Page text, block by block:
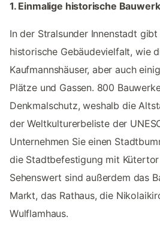
1. Einmalige historische
In der Stralsunder Innenstadt
historische Gebäudevielfalt, wie
Kaufmannshäuser, aber auch
Plätze und Gassen. 800
Denkmalschutz, weshalb die
der Weltkulturerbeliste der
Unternehmen Sie einen
die Stadtbefestigung mit
Sehenswert sind außerdem das
Markt, das Rathaus, die
Wulflamhaus.